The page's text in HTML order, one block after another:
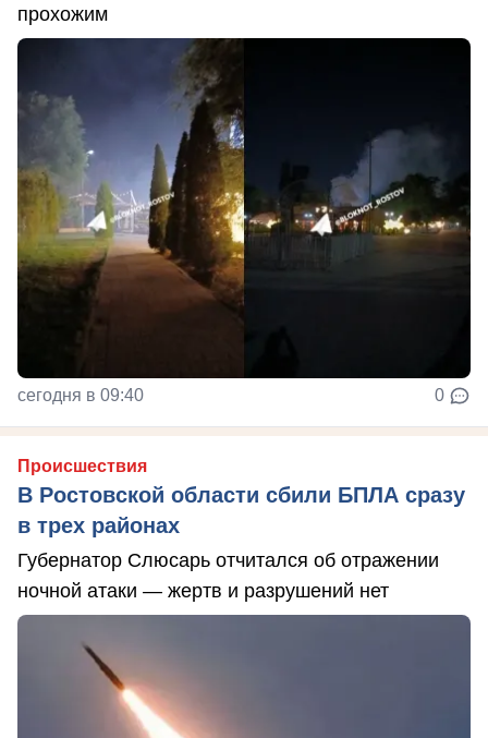
прохожим
сегодня в 09:40 0
Происшествия
В Ростовской области сбили БПЛА сразу
в трех районах
Губернатор Слюсарь отчитался об отражении
ночной атаки — жертв и разрушений нет